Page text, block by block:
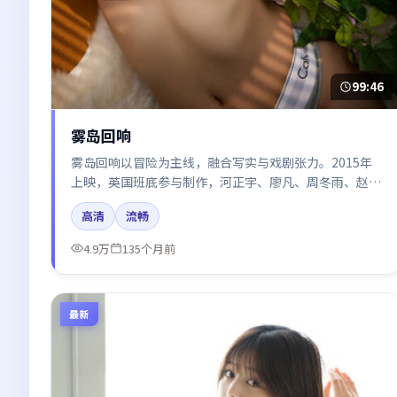
99:46
雾岛回响
雾岛回响以冒险为主线，融合写实与戏剧张力。2015年
上映，英国班底参与制作，河正宇、廖凡、周冬雨、赵丽
颖、张子枫在片中呈现细腻表演，影像风格统一，配乐与
剪辑强化了情绪曲线。
高清
流畅
4.9万
135个月前
最新